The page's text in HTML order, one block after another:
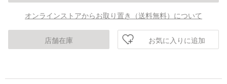
オンラインストアからお取り置き（送料無料）について
店舗在庫 お気に入りに追加